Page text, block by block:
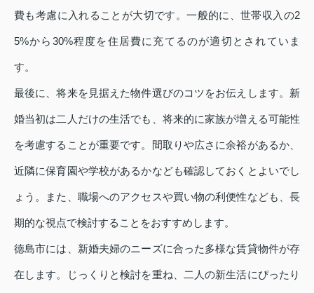
費も考慮に入れることが大切です。一般的に、世帯収入の2
5%から30%程度を住居費に充てるのが適切とされていま
す。
最後に、将来を見据えた物件選びのコツをお伝えします。新
婚当初は二人だけの生活でも、将来的に家族が増える可能性
を考慮することが重要です。間取りや広さに余裕があるか、
近隣に保育園や学校があるかなども確認しておくとよいでし
ょう。また、職場へのアクセスや買い物の利便性なども、長
期的な視点で検討することをおすすめします。
徳島市には、新婚夫婦のニーズに合った多様な賃貸物件が存
在します。じっくりと検討を重ね、二人の新生活にぴったり